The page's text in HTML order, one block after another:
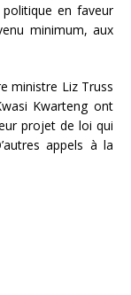
en faveur
minimum, aux
ministre Liz Truss
Kwarteng ont
projet de loi qui
appels à la